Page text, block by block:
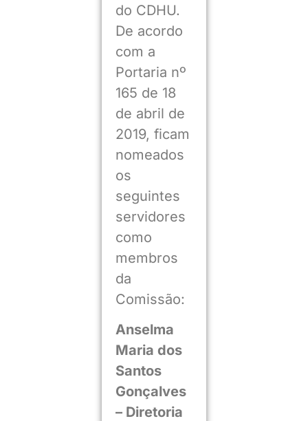
do CDHU.
De acordo
com a
Portaria nº
165 de 18
de abril de
2019, ficam
nomeados
os
seguintes
servidores
como
membros
da
Comissão:
Anselma
Maria dos
Santos
Gonçalves
– Diretoria